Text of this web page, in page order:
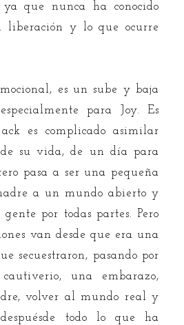
que nunca ha conocido
liberación y lo que ocurre
es un sube y baja
para Joy. Es
es complicado asimilar
de su vida, de un día para
pasa a ser una pequeña
a un mundo abierto y
por todas partes. Pero
van desde que era una
secuestraron, pasando por
una embarazo,
volver al mundo real y
todo lo que ha